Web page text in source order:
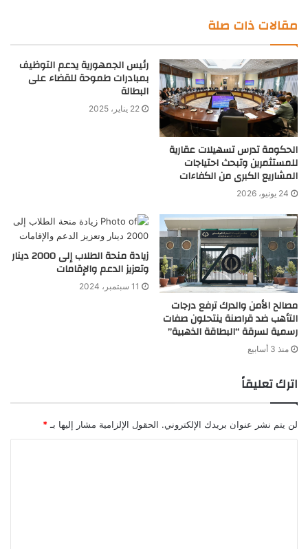
مقالات ذات صلة
الحكومة تدرس تسهيلات عقارية
للمستثمرين وتبحث احتياجات
المشاريع الكبرى من الكفاءات
24 يونيو، 2026
رئيس الجمهورية يدعم التوظيف
بمبادرات طموحة للقضاء على
البطالة
22 يناير، 2025
مصالح الأمن والدرك ترفع درجات
التأهب ضد قراصنة ينتحلون صفات
رسمية لسرقة “البطاقة الذهبية”
منذ 3 أسابيع
زيادة منحة الطلاب إلى 2000 دينار
وتعزيز الدعم والإقامات
11 سبتمبر، 2024
اترك تعليقاً
لن يتم نشر عنوان بريدك الإلكتروني. الحقول الإلزامية مشار إليها بـ *